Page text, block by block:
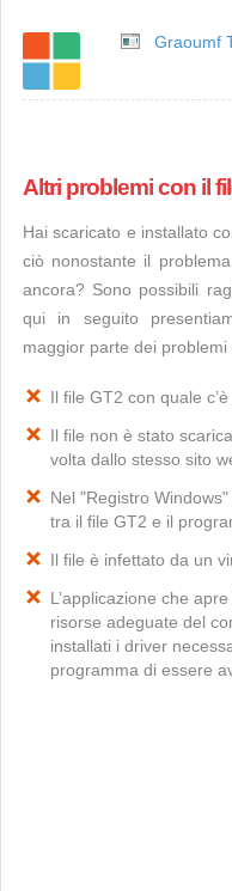
Graoumf
Altri problemi con il
Hai scaricato e installato
ciò nonostante il
ancora? Sono possibili
qui in seguito
maggior parte dei problemi
Il file GT2 con quale
Il file non è stato
volta dallo stesso sito
Nel "Registro
tra il file GT2 e il
Il file è infettato da un
L’applicazione che
risorse adeguate del
installati i driver
programma di essere